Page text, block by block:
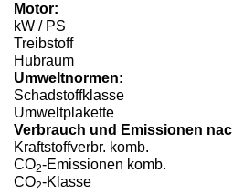
Motor:
kW / PS
Treibstoff
Hubraum
Umweltnormen:
Schadstoffklasse
Umweltplakette
Verbrauch und Emissionen
Kraftstoffverbr. komb.
CO2-Emissionen komb.
CO2-Klasse